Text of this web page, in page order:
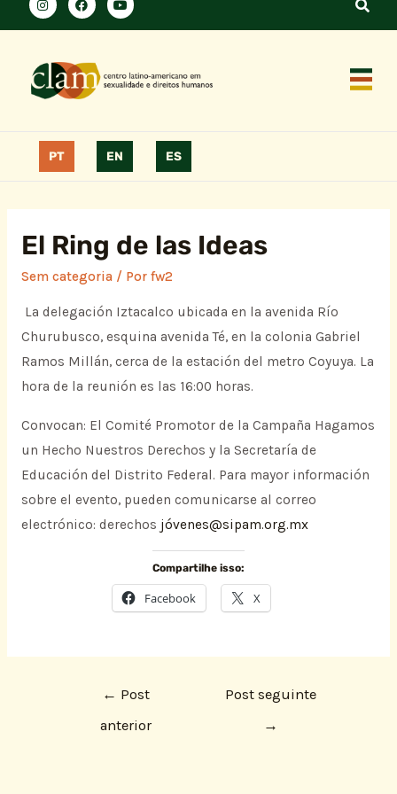
PT EN ES
El Ring de las Ideas
Sem categoria/ Por fw2
La delegación Iztacalco ubicada en la avenida Río
Churubusco, esquina avenida Té, en la colonia Gabriel
Ramos Millán, cerca de la estación del metro Coyuya. La
hora de la reunión es las 16:00 horas.
Convocan: El Comité Promotor de la Campaña Hagamos
un Hecho Nuestros Derechos y la Secretaría de
Educación del Distrito Federal. Para mayor información
sobre el evento, pueden comunicarse al correo
electrónico: derechos jóvenes@sipam.org.mx
Compartilhe isso:
Facebook X
← Post
anterior
Post seguinte
→